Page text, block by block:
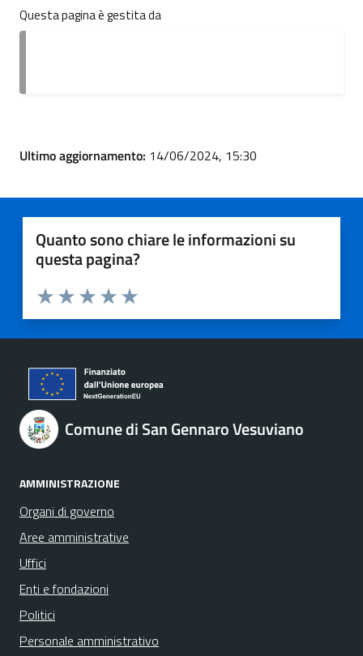
Questa pagina è gestita da
Ultimo aggiornamento: 14/06/2024, 15:30
Quanto sono chiare le informazioni su
questa pagina?
Valuta 5 stelle su 5
Valuta 4 stelle su 5
Valuta 3 stelle su 5
Valuta 2 stelle su 5
Valuta 1 stelle su 5
Comune di San Gennaro Vesuviano
AMMINISTRAZIONE
Organi di governo
Aree amministrative
Uffici
Enti e fondazioni
Politici
Personale amministrativo